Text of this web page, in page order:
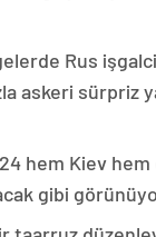
Rus
askeri sürpriz
hem Kiev
gibi